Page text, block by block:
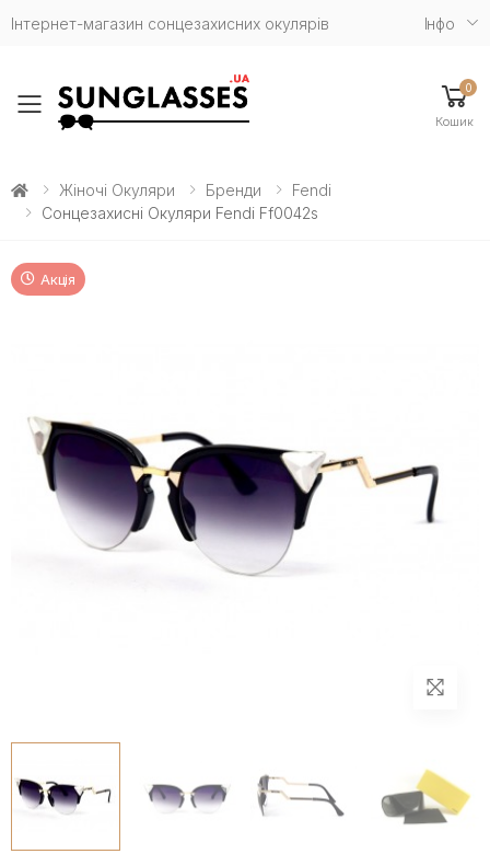
Інтернет-магазин сонцезахисних окулярів Iнфо
Toggle mobile menu
0
Кошик
Жіночі Окуляри Бренди
Fendi
Сонцезахисні Окуляри Fendi Ff0042s
Акція